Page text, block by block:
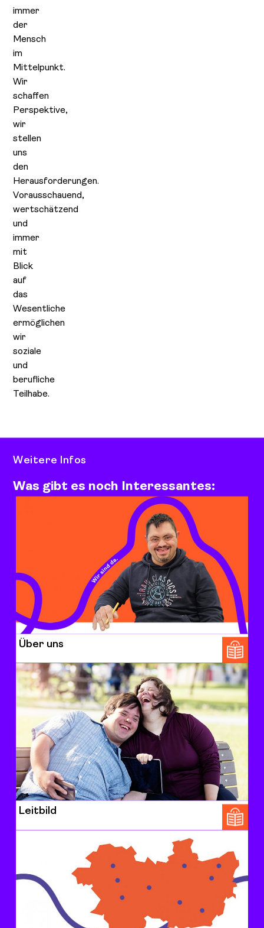
immer
der
Mensch
im
Mittelpunkt.
Wir
schaffen
Perspektive,
wir
stellen
uns
den
Herausforderungen.
Vorausschauend,
wertschätzend
und
immer
mit
Blick
auf
das
Wesentliche
ermöglichen
wir
soziale
und
berufliche
Teilhabe.
Weitere Infos
Was gibt es noch Interessantes:
Über uns
Leitbild